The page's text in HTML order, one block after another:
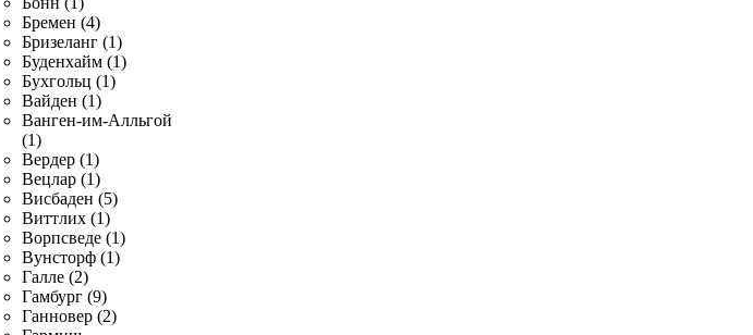
Бремен (4)
Бризеланг (1)
Буденхайм (1)
Бухгольц (1)
Вайден (1)
Ванген-им-Алльгой
(1)
Вердер (1)
Вецлар (1)
Висбаден (5)
Виттлих (1)
Ворпсведе (1)
Вунсторф (1)
Галле (2)
Гамбург (9)
Ганновер (2)